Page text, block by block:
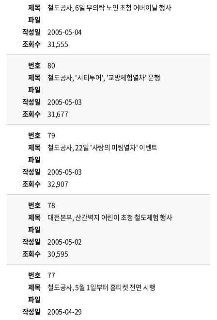
제목
철도공사, 6일 무의탁 노인 초청 어버이날 행사
파일
작성일
2005-05-04
조회수
31,555
번호
80
제목
철도공사, '시티투어', '교방체험열차' 운행
파일
작성일
2005-05-03
조회수
31,677
번호
79
제목
철도공사, 22일 '사랑의 미팅열차' 이벤트
파일
작성일
2005-05-03
조회수
32,907
번호
78
제목
대전본부, 산간벽지 어린이 초청 철도체험 행사
파일
작성일
2005-05-02
조회수
30,595
번호
77
제목
철도공사, 5월 1일부터 홈티켓 전면 시행
파일
작성일
2005-04-29